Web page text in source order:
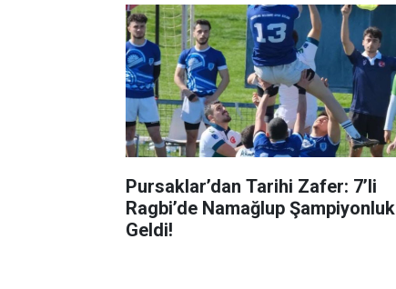
Pursaklar’dan Tarihi Zafer: 7’li
Ragbi’de Namağlup Şampiyonluk
Geldi!